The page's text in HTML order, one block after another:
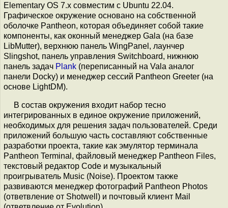
Еlementary OS 7.x совместим с Ubuntu 22.04.
Графическое окружение основано на собственной
оболочке Pantheon, которая объединяет собой такие
компоненты, как оконный менеджер Gala (на базе
LibMutter), верхнюю панель WingPanel, лаунчер
Slingshot, панель управления Switchboard, нижнюю
панель задач Plank (переписанный на Vala аналог
панели Docky) и менеджер сессий Pantheon Greeter (на
основе LightDM).
В состав окружения входит набор тесно
интегрированных в единое окружение приложений,
необходимых для решения задач пользователей. Среди
приложений большую часть составляют собственные
разработки проекта, такие как эмулятор терминала
Pantheon Terminal, файловый менеджер Pantheon Files,
текстовый редактор Code и музыкальный
проигрыватель Music (Noise). Проектом также
развиваются менеджер фотографий Pantheon Photos
(ответвление от Shotwell) и почтовый клиент Mail